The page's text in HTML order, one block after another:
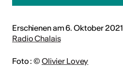
Erschienen am 6. Oktober 2021
Radio Chalais
Foto : © Olivier Lovey